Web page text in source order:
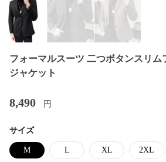
フォーマルスーツ 二つボタンスリム
ジャケット
8,490 円
サイズ
M L XL 2XL